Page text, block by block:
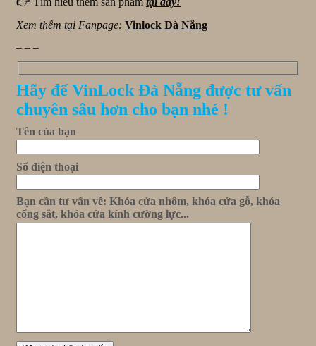
Xem thêm tại Fanpage: Vinlock Đà Nẵng
Hãy để VinLock Đà Nẵng được tư vấn
chuyên sâu hơn cho bạn nhé !
Tên của bạn
Số điện thoại
Bạn cần tư vấn về: Khóa cửa nhôm, khóa cửa gỗ, khóa
cổng sắt, khóa cửa kính cường lực...